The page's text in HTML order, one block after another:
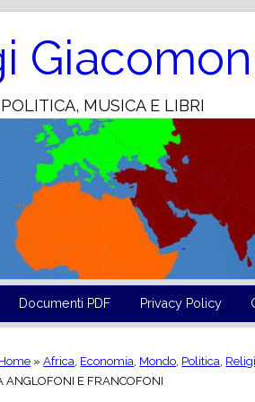
to
MUSICA E LIBRI
Documenti PDF Privacy Policy
Home »Africa, Economia, Mondo, Politica,
ANGLOFONI E FRANCOFONI